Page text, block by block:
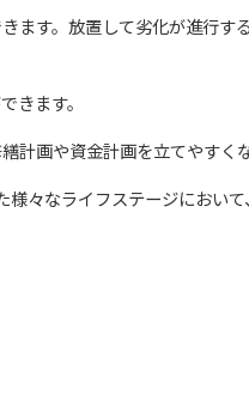
ます。放置して劣化が進行す
きます。
計画や資金計画を立てやすくな
々なライフステージにおい